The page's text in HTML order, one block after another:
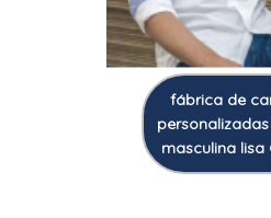
fábrica de
masculina lisa